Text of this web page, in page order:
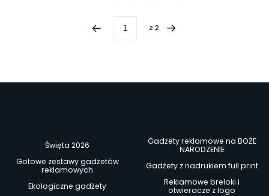
z 2
Święta 2026
Gadżety reklamowe na BOŻE
NARODZENIE
Gotowe zestawy gadżetów
reklamowych
Gadżety z nadrukiem full print
Ekologiczne gadżety
Reklamowe breloki i
otwieracze z logo